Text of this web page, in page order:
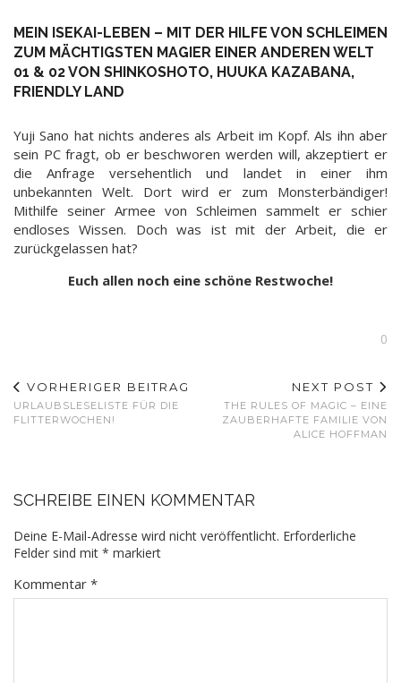
MEIN ISEKAI-LEBEN – MIT DER HILFE VON SCHLEIMEN
ZUM MÄCHTIGSTEN MAGIER EINER ANDEREN WELT
01 & 02 VON SHINKOSHOTO, HUUKA KAZABANA,
FRIENDLY LAND
Yuji Sano hat nichts anderes als Arbeit im Kopf. Als ihn aber
sein PC fragt, ob er beschworen werden will, akzeptiert er
die Anfrage versehentlich und landet in einer ihm
unbekannten Welt. Dort wird er zum Monsterbändiger!
Mithilfe seiner Armee von Schleimen sammelt er schier
endloses Wissen. Doch was ist mit der Arbeit, die er
zurückgelassen hat?
Euch allen noch eine schöne Restwoche!
0
VORHERIGER BEITRAG
URLAUBSLESELISTE FÜR DIE
FLITTERWOCHEN!
NEXT POST
THE RULES OF MAGIC – EINE
ZAUBERHAFTE FAMILIE VON
ALICE HOFFMAN
SCHREIBE EINEN KOMMENTAR
Deine E-Mail-Adresse wird nicht veröffentlicht. Erforderliche
Felder sind mit * markiert
Kommentar *